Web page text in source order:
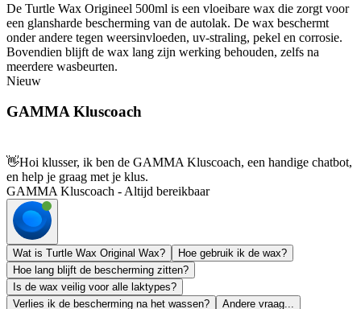
De Turtle Wax Origineel 500ml is een vloeibare wax die zorgt voor
een glansharde bescherming van de autolak. De wax beschermt
onder andere tegen weersinvloeden, uv-straling, pekel en corrosie.
Bovendien blijft de wax lang zijn werking behouden, zelfs na
meerdere wasbeurten.
Nieuw
GAMMA Kluscoach
👋Hoi klusser, ik ben de GAMMA Kluscoach, een handige chatbot,
en help je graag met je klus.
GAMMA Kluscoach - Altijd bereikbaar
Wat is Turtle Wax Original Wax?
Hoe gebruik ik de wax?
Hoe lang blijft de bescherming zitten?
Is de wax veilig voor alle laktypes?
Verlies ik de bescherming na het wassen?
Andere vraag...